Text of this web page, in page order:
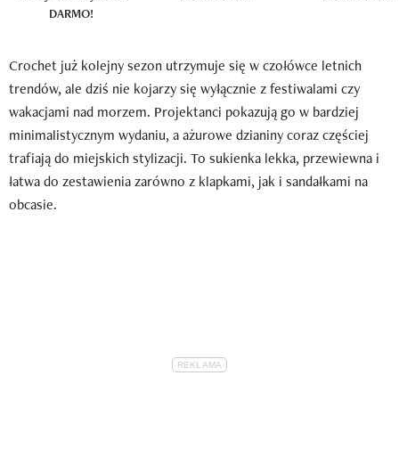
DARMO!
Crochet już kolejny sezon utrzymuje się w czołówce letnich
trendów, ale dziś nie kojarzy się wyłącznie z festiwalami czy
wakacjami nad morzem. Projektanci pokazują go w bardziej
minimalistycznym wydaniu, a ażurowe dzianiny coraz częściej
trafiają do miejskich stylizacji. To sukienka lekka, przewiewna i
łatwa do zestawienia zarówno z klapkami, jak i sandałkami na
obcasie.